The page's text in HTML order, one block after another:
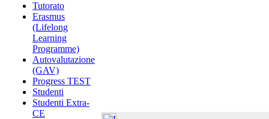
Tutorato
Erasmus
(Lifelong
Learning
Programme)
Autovalutazione
(GAV)
Progress TEST
Studenti
Studenti Extra-
CE